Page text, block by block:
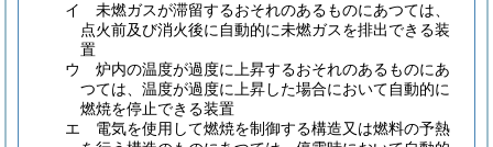
イ
未燃ガスが滞留するおそれのあるものにあつては、
点火前及び消火後に自動的に未燃ガスを排出できる装
置
ウ
炉内の温度が過度に上昇するおそれのあるものにあ
つては、温度が過度に上昇した場合において自動的に
燃焼を停止できる装置
エ
電気を使用して燃焼を制御する構造又は燃料の予熱